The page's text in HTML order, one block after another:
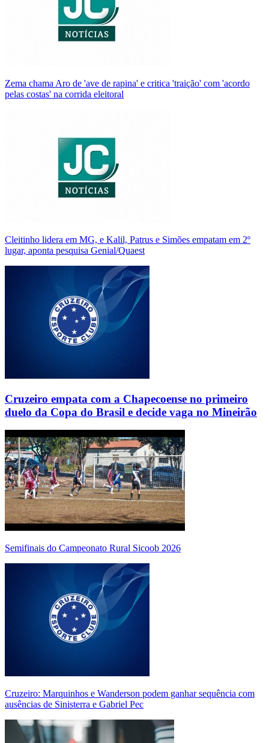
Zema chama Aro de 'ave de rapina' e critica 'traição' com 'acordo
pelas costas' na corrida eleitoral
Cleitinho lidera em MG, e Kalil, Patrus e Simões empatam em 2º
lugar, aponta pesquisa Genial/Quaest
Cruzeiro empata com a Chapecoense no primeiro
duelo da Copa do Brasil e decide vaga no Mineirão
Semifinais do Campeonato Rural Sicoob 2026
Cruzeiro: Marquinhos e Wanderson podem ganhar sequência com
ausências de Sinisterra e Gabriel Pec